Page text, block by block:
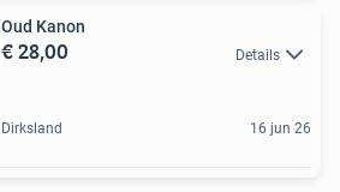
Oud Kanon
€ 28,00 Details
Dirksland 16 jun 26